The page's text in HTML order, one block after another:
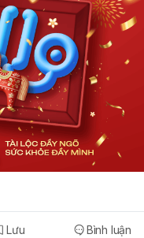
Lưu Bình luận